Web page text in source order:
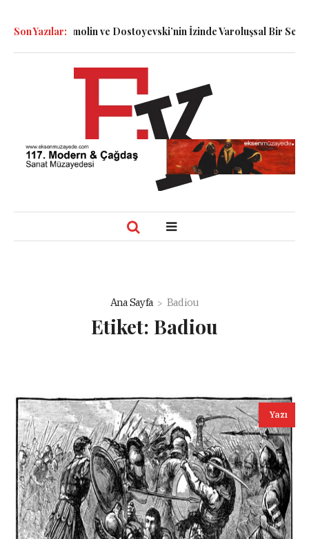
Son Yazılar:
Dennett, Smolin ve Dostoyevski’nin İzinde Varoluşsal Bir Sentez
Ana Sayfa Badiou
Etiket: Badiou
Yazı